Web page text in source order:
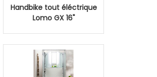
Handbike tout éléctrique
Lomo GX 16"